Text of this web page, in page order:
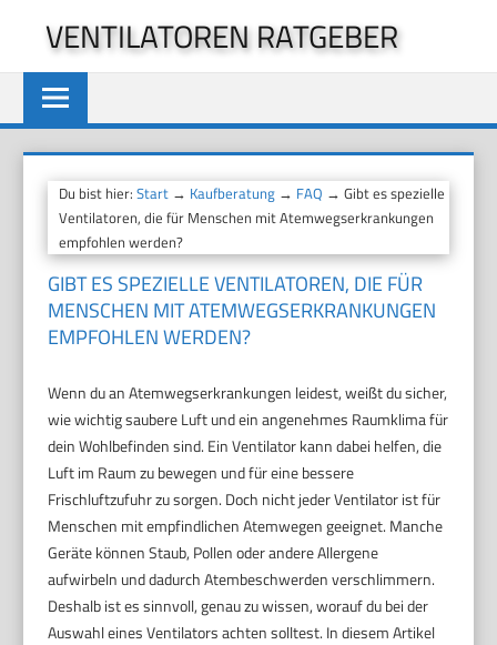
springen
VENTILATOREN RATGEBER
Du bist hier:Start → Kaufberatung → FAQ → Gibt es spezielle
Ventilatoren, die für Menschen mit Atemwegserkrankungen
empfohlen werden?
GIBT ES SPEZIELLE VENTILATOREN, DIE FÜR
MENSCHEN MIT ATEMWEGSERKRANKUNGEN
EMPFOHLEN WERDEN?
Wenn du an Atemwegserkrankungen leidest, weißt du sicher,
wie wichtig saubere Luft und ein angenehmes Raumklima für
dein Wohlbefinden sind. Ein Ventilator kann dabei helfen, die
Luft im Raum zu bewegen und für eine bessere
Frischluftzufuhr zu sorgen. Doch nicht jeder Ventilator ist für
Menschen mit empfindlichen Atemwegen geeignet. Manche
Geräte können Staub, Pollen oder andere Allergene
aufwirbeln und dadurch Atembeschwerden verschlimmern.
Deshalb ist es sinnvoll, genau zu wissen, worauf du bei der
Auswahl eines Ventilators achten solltest. In diesem Artikel